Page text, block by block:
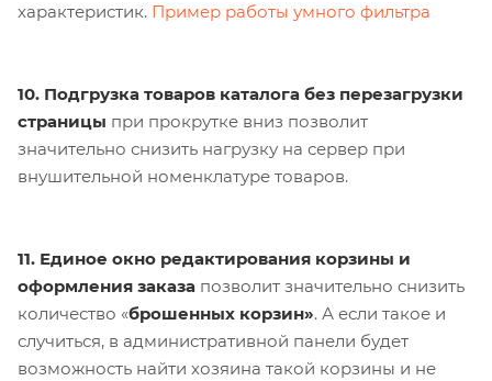
характеристик. Пример работы умного фильтра
10. Подгрузка товаров каталога без перезагрузки
страницы при прокрутке вниз позволит
значительно снизить нагрузку на сервер при
внушительной номенклатуре товаров.
11. Единое окно редактирования корзины и
оформления заказа позволит значительно снизить
количество «брошенных корзин». А если такое и
случиться, в административной панели будет
возможность найти хозяина такой корзины и не